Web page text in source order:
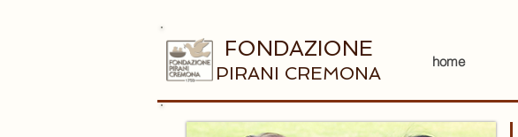
FONDAZIONE
PIRANI CREMONA
home